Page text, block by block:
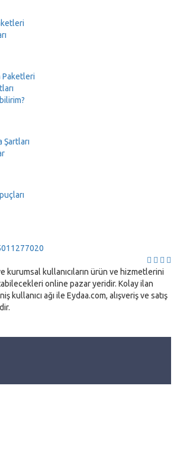
Paketleri
Şartları
kurumsal kullanıcıların ürün ve hizmetlerini
online pazar yeridir. Kolay ilan
kullanıcı ağı ile Eydaa.com, alışveriş ve satış